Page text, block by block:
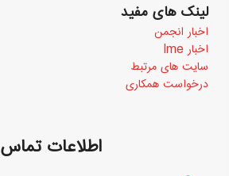
لینک های مفید
اخبار انجمن
اخبار Ime
سایت های مرتبط
درخواست همکاری
اطلاعات تماس